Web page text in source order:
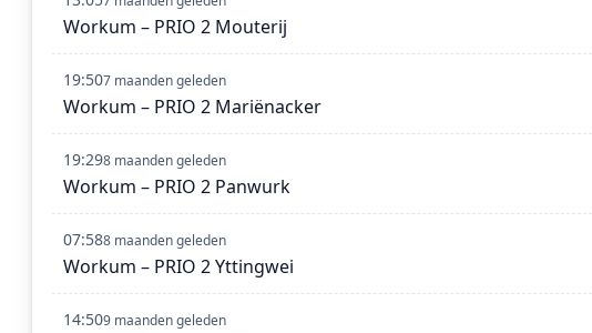
Workum – PRIO 2 Mouterij
19:507 maanden geleden
Workum – PRIO 2 Mariënacker
19:298 maanden geleden
Workum – PRIO 2 Panwurk
07:588 maanden geleden
Workum – PRIO 2 Yttingwei
14:509 maanden geleden